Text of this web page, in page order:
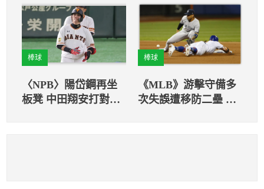
信兄弟做榜樣
棒球
〈NPB〉陽岱鋼再坐
板凳 中田翔安打對巨
棒球
《MLB》游擊守備多
次失誤遭移防二壘 托